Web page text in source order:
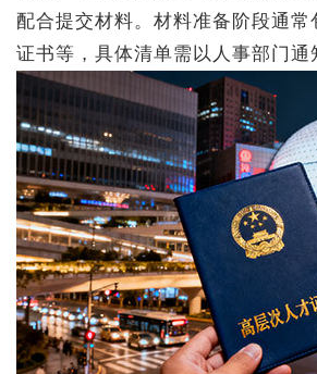
配合提交材料。材料准备阶段通常
证书等，具体清单需以人事部门通